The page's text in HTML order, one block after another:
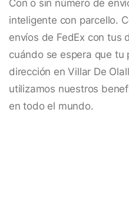
Con o sin número de
inteligente con parcello.
envíos de FedEx con tus
cuándo se espera que tu
dirección en Villar De
utilizamos nuestros
en todo el mundo.